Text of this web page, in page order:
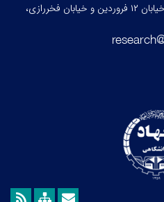
تهران، خیابان انقلاب، بین خیابان ۱۲ فروردین و خیابان فخررازی،